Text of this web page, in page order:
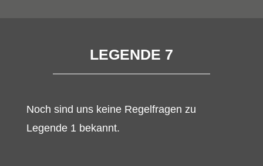
LEGENDE 7
Noch sind uns keine Regelfragen zu
Legende 1 bekannt.